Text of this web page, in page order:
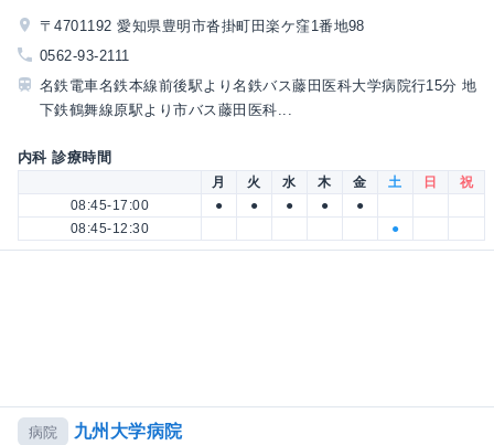
〒4701192 愛知県豊明市沓掛町田楽ケ窪1番地98
0562-93-2111
名鉄電車名鉄本線前後駅より名鉄バス藤田医科大学病院行15分 地
下鉄鶴舞線原駅より市バス藤田医科...
内科 診療時間
月 火 水 木 金 土 日
祝
08:45-17:00
● ● ● ●
●
08:45-12:30
●
病院 九州大学病院